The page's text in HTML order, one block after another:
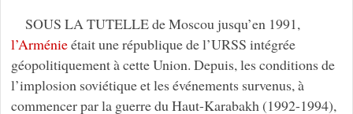
SOUS LA TUTELLE de Moscou jusqu’en 1991,
l’Arménieétait une république de l’URSS intégrée
géopolitiquement à cette Union. Depuis, les conditions de
l’implosion soviétique et les événements survenus, à
commencer par la guerre du Haut-Karabakh (1992-1994),